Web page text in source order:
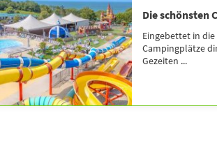
Die schönsten
Eingebettet in
Campingplätze
Gezeiten ...